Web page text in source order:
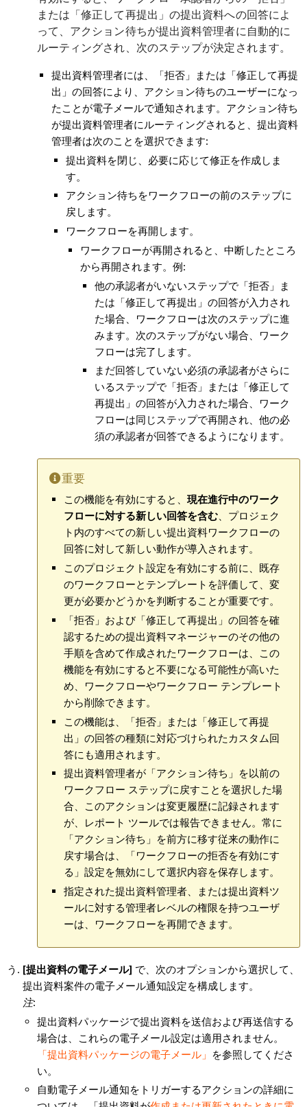
または「修正して再提出」の提出資料への回答によ
って、アクション待ちが提出資料管理者に自動的に
ルーティングされ、次のステップが決定されます。
提出資料管理者には、「拒否」または「修正して再提
出」の回答により、アクション待ちのユーザーになっ
たことが電子メールで通知されます。アクション待ち
が提出資料管理者にルーティングされると、提出資料
管理者は次のことを選択できます:
提出資料を閉じ、必要に応じて修正を作成しま
す。
アクション待ちをワークフローの前のステップに
戻します。
ワークフローを再開します。
ワークフローが再開されると、中断したところ
から再開されます。例:
他の承認者がいないステップで「拒否」ま
たは「修正して再提出」の回答が入力され
た場合、ワークフローは次のステップに進
みます。次のステップがない場合、ワーク
フローは完了します。
まだ回答していない必須の承認者がさらに
いるステップで「拒否」または「修正して
再提出」の回答が入力された場合、ワーク
フローは同じステップで再開され、他の必
須の承認者が回答できるようになります。
重要
この機能を有効にすると、 現在進行中のワーク
フローに対する新しい回答を含む、プロジェク
ト内のすべての新しい提出資料ワークフローの
回答に対して新しい動作が導入されます。
このプロジェクト設定を有効にする前に、既存
のワークフローとテンプレートを評価して、変
更が必要かどうかを判断することが重要です。
「拒否」および「修正して再提出」の回答を確
認するための提出資料マネージャーのその他の
手順を含めて作成されたワークフローは、この
機能を有効にすると不要になる可能性が高いた
め、ワークフローやワークフロー テンプレート
から削除できます。
この機能は、「拒否」または「修正して再提
出」の回答の種類に対応づけられたカスタム回
答にも適用されます。
提出資料管理者が「アクション待ち」を以前の
ワークフロー ステップに戻すことを選択した場
合、このアクションは変更履歴に記録されます
が、レポート ツールでは報告できません。常に
「アクション待ち」を前方に移す従来の動作に
戻す場合は、「ワークフローの拒否を有効にす
る」設定を無効にして選択内容を保存します。
指定された提出資料管理者、または提出資料ツ
ールに対する管理者レベルの権限を持つユーザ
ーは、ワークフローを再開できます。
[提出資料の電子メール] で、次のオプションから選択して、
提出資料案件の電子メール通知設定を構成します。
注:
提出資料パッケージで提出資料を送信および再送信する
場合は、これらの電子メール設定は適用されません。
「提出資料パッケージの電子メール」 を参照してくださ
い。
自動電子メール通知をトリガーするアクションの詳細に